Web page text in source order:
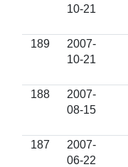
10-21
189
2007-
10-21
188
2007-
08-15
187
2007-
06-22